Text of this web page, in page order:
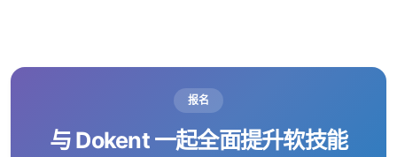
报名
与 Dokent 一起全面提升软技能